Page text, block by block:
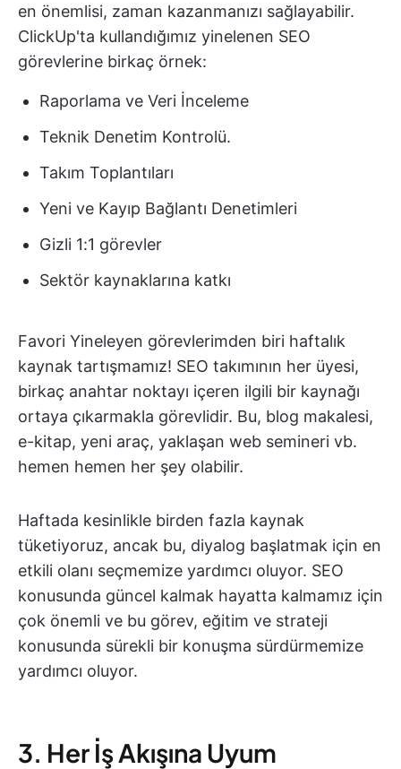
en önemlisi, zaman kazanmanızı sağlayabilir.
ClickUp'ta kullandığımız yinelenen SEO
görevlerine birkaç örnek:
Raporlama ve Veri İnceleme
Teknik Denetim Kontrolü.
Takım Toplantıları
Yeni ve Kayıp Bağlantı Denetimleri
Gizli 1:1 görevler
Sektör kaynaklarına katkı
Favori Yineleyen görevlerimden biri haftalık
kaynak tartışmamız! SEO takımının her üyesi,
birkaç anahtar noktayı içeren ilgili bir kaynağı
ortaya çıkarmakla görevlidir. Bu, blog makalesi,
e-kitap, yeni araç, yaklaşan web semineri vb.
hemen hemen her şey olabilir.
Haftada kesinlikle birden fazla kaynak
tüketiyoruz, ancak bu, diyalog başlatmak için en
etkili olanı seçmemize yardımcı oluyor. SEO
konusunda güncel kalmak hayatta kalmamız için
çok önemli ve bu görev, eğitim ve strateji
konusunda sürekli bir konuşma sürdürmemize
yardımcı oluyor.
3. Her İş Akışına Uyum